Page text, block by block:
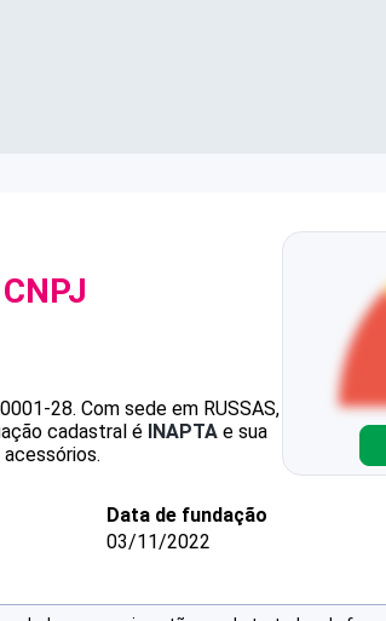
28. Com sede em RUSSAS,
cadastral é INAPTA e sua
Data de fundação
03/11/2022